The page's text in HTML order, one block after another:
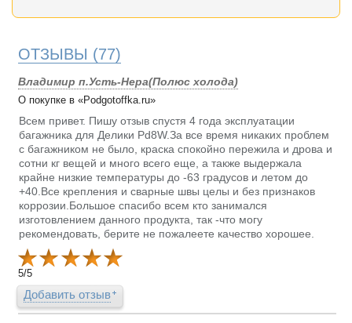
ОТЗЫВЫ (77)
Владимир п.Усть-Нера(Полюс холода)
О покупке в «Podgotoffka.ru»
Всем привет. Пишу отзыв спустя 4 года эксплуатации
багажника для Делики Pd8W.За все время никаких проблем
с багажником не было, краска спокойно пережила и дрова и
сотни кг вещей и много всего еще, а также выдержала
крайне низкие температуры до -63 градусов и летом до
+40.Все крепления и сварные швы целы и без признаков
коррозии.Большое спасибо всем кто занимался
изготовлением данного продукта, так -что могу
рекомендовать, берите не пожалеете качество хорошее.
5/5
Добавить отзыв